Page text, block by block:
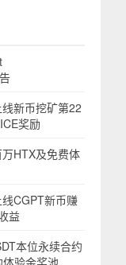
新币挖矿第22
奖励
HTX及免费体
CGPT新币赚
益
本位永续合约
验金奖池